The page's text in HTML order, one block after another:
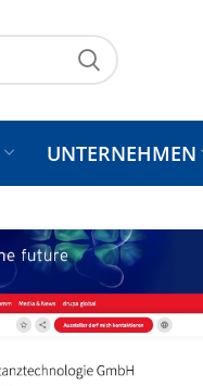
UNTERNEHMEN